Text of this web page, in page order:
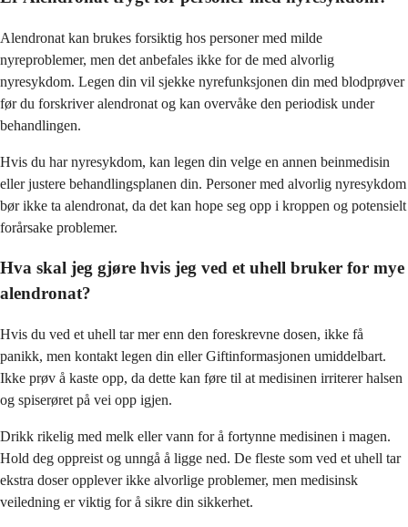
Alendronat kan brukes forsiktig hos personer med milde
nyreproblemer, men det anbefales ikke for de med alvorlig
nyresykdom. Legen din vil sjekke nyrefunksjonen din med blodprøver
før du forskriver alendronat og kan overvåke den periodisk under
behandlingen.
Hvis du har nyresykdom, kan legen din velge en annen beinmedisin
eller justere behandlingsplanen din. Personer med alvorlig nyresykdom
bør ikke ta alendronat, da det kan hope seg opp i kroppen og potensielt
forårsake problemer.
Hva skal jeg gjøre hvis jeg ved et uhell bruker for mye
alendronat?
Hvis du ved et uhell tar mer enn den foreskrevne dosen, ikke få
panikk, men kontakt legen din eller Giftinformasjonen umiddelbart.
Ikke prøv å kaste opp, da dette kan føre til at medisinen irriterer halsen
og spiserøret på vei opp igjen.
Drikk rikelig med melk eller vann for å fortynne medisinen i magen.
Hold deg oppreist og unngå å ligge ned. De fleste som ved et uhell tar
ekstra doser opplever ikke alvorlige problemer, men medisinsk
veiledning er viktig for å sikre din sikkerhet.